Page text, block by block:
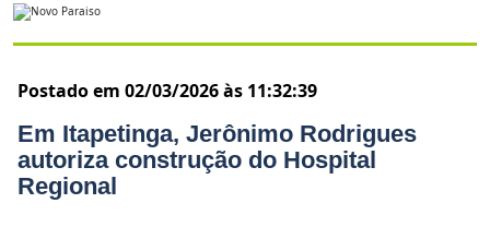
Postado em 02/03/2026 às 11:32:39
Em Itapetinga, Jerônimo Rodrigues
autoriza construção do Hospital
Regional